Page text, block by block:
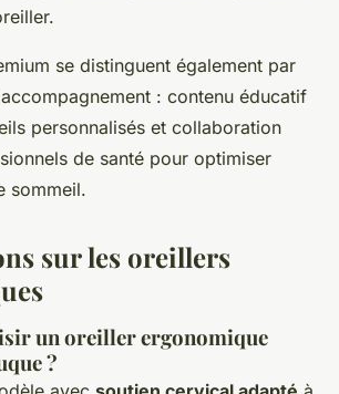
se distinguent également par
: contenu éducatif
personnalisés et collaboration
de santé pour optimiser
sommeil.
sur les oreillers
un oreiller ergonomique
?